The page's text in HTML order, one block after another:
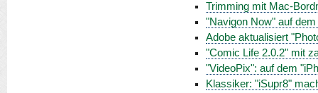
Trimming mit Mac-
"Navigon Now" auf
Adobe aktualisiert
"Comic Life 2.0.2" mit
"VideoPix": auf dem
Klassiker: "iSupr8"